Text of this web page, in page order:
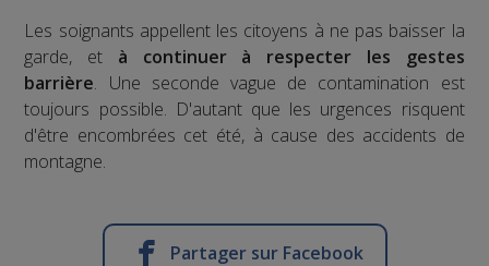
Les soignants appellent les citoyens à ne pas baisser la
garde, et à continuer à respecter les gestes
barrière. Une seconde vague de contamination est
toujours possible. D'autant que les urgences risquent
d'être encombrées cet été, à cause des accidents de
montagne.
Partager sur Facebook